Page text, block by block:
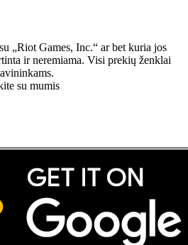
„Riot Games, Inc.“ ar bet kuria jos
ir neremiama. Visi prekių ženklai
su mumis